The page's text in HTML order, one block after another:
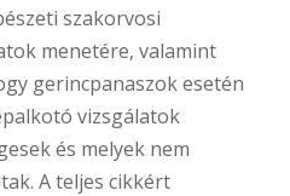
szakorvosi
menetére, valamint
gerincpanaszok esetén
vizsgálatok
és melyek nem
A teljes cikkért